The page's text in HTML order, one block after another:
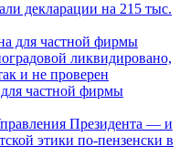
декларации на 215 тыс.
частной фирмы